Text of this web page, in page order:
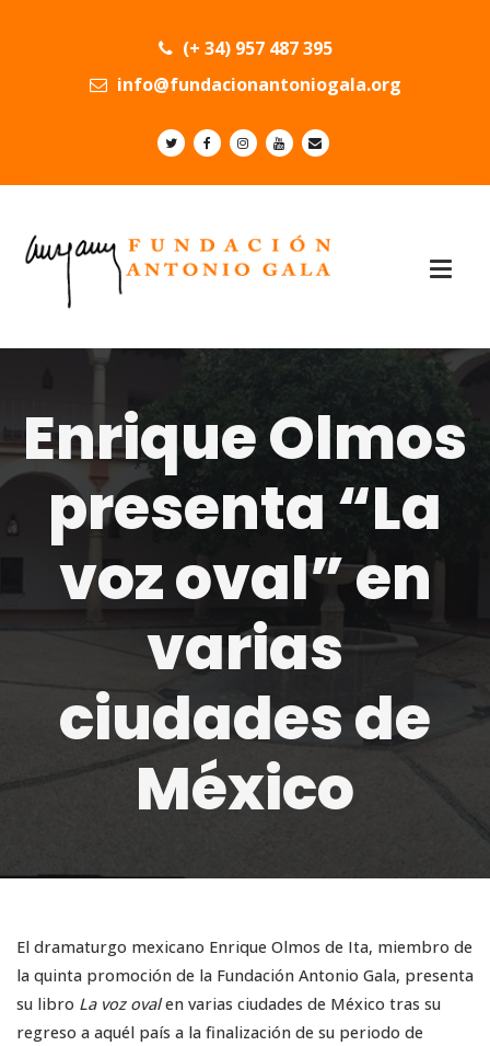
(+ 34) 957 487 395
info@fundacionantoniogala.org
Enrique Olmos
presenta “La
voz oval” en
varias
ciudades de
México
El dramaturgo mexicano Enrique Olmos de Ita, miembro de
la quinta promoción de la Fundación Antonio Gala, presenta
su libro La voz ovalen varias ciudades de México tras su
regreso a aquél país a la finalización de su periodo de